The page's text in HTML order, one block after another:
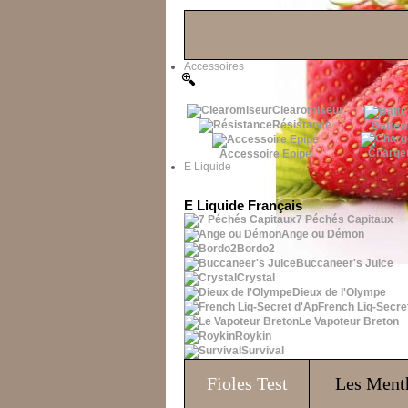
Accessoires
Clearomiseur
Résistance
Accessoire Epipe
E Liquide
E Liquide Français
7 Péchés Capitaux
Ange ou Démon
Bordo2
Buccaneer's Juice
Crystal
Dieux de l'Olympe
French Liq-
Le Vapoteur Breton
Roykin
Survival
Fioles Test Les